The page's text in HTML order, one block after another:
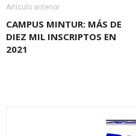
Artículo anterior
CAMPUS MINTUR: MÁS DE
DIEZ MIL INSCRIPTOS EN
2021